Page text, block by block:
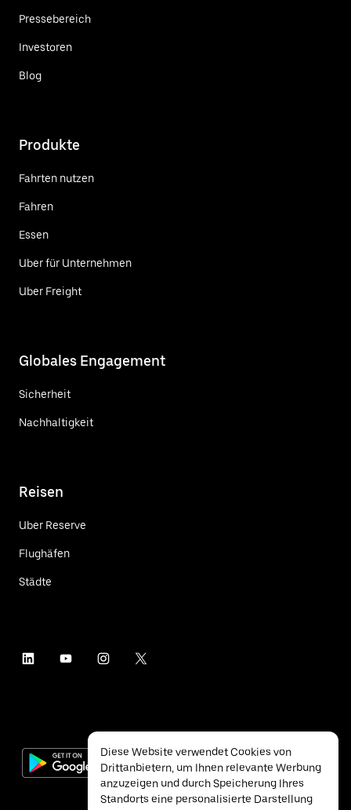
Pressebereich
Investoren
Blog
Produkte
Fahrten nutzen
Fahren
Essen
Uber für Unternehmen
Uber Freight
Globales Engagement
Sicherheit
Nachhaltigkeit
Reisen
Uber Reserve
Flughäfen
Städte
Diese Website verwendet Cookies von
Drittanbietern, um Ihnen relevante Werbung
anzuzeigen und durch Speicherung Ihres
Standorts eine personalisierte Darstellung